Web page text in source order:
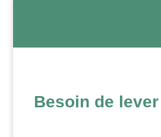
Besoin de